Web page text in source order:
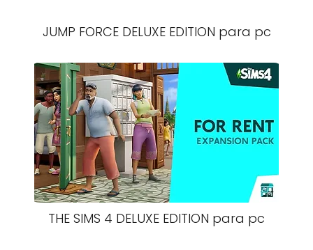
JUMP FORCE DELUXE EDITION para pc
THE SIMS 4 DELUXE EDITION para pc